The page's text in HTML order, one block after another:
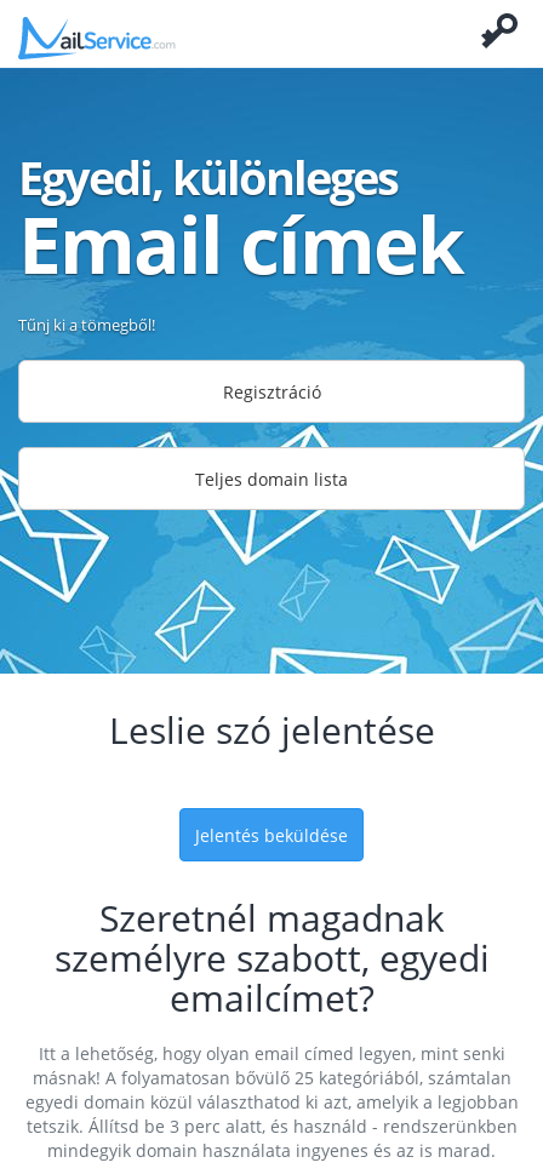
Egyedi, különleges
Email címek
Tűnj ki a tömegből!
Regisztráció
Teljes domain lista
Leslie szó jelentése
Jelentés beküldése
Szeretnél magadnak
személyre szabott, egyedi
emailcímet?
Itt a lehetőség, hogy olyan email címed legyen, mint senki
másnak! A folyamatosan bővülő 25 kategóriából, számtalan
egyedi domain közül választhatod ki azt, amelyik a legjobban
tetszik. Állítsd be 3 perc alatt, és használd - rendszerünkben
mindegyik domain használata ingyenes és az is marad.